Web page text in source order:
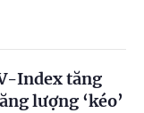
Index tăng
lượng ‘kéo’